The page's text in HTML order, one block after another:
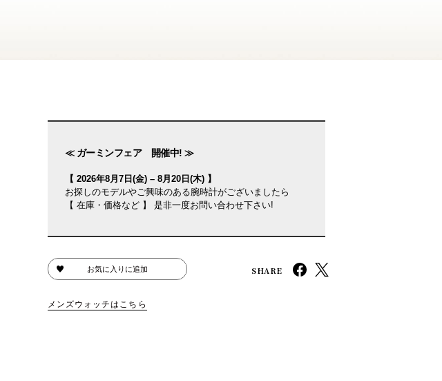
≪ ガーミンフェア 開催中! ≫
【 2026年8月7日(金) – 8月20日(木) 】
お探しのモデルやご興味のある腕時計がございましたら
【 在庫・価格など 】 是非一度お問い合わせ下さい!
お気に入りに追加 SHARE
メンズウォッチはこちら